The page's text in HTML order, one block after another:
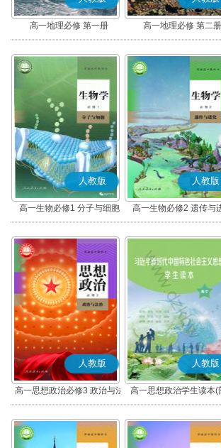
高一地理必修 第一册 高一地理必修 第二册
人教版
高一生物必修1 分子与细胞
人教版
高一生物必修2 遗传与
人教版
高一思想政治必修3 政治与法
治(部编版)
人教版
高一思想政治学生读本(
版)